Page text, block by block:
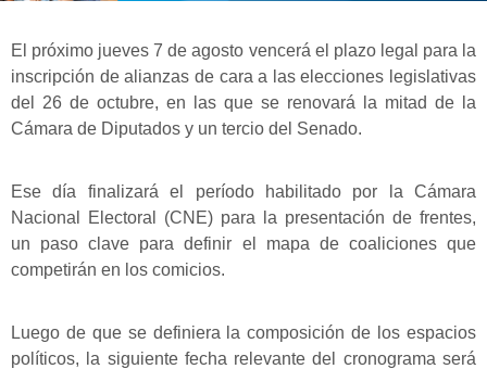
El próximo jueves 7 de agosto vencerá el plazo legal para la
inscripción de alianzas de cara a las elecciones legislativas
del 26 de octubre, en las que se renovará la mitad de la
Cámara de Diputados y un tercio del Senado.
Ese día finalizará el período habilitado por la Cámara
Nacional Electoral (CNE) para la presentación de frentes,
un paso clave para definir el mapa de coaliciones que
competirán en los comicios.
Luego de que se definiera la composición de los espacios
políticos, la siguiente fecha relevante del cronograma será